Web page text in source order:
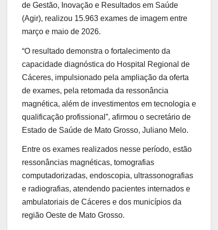
de Gestão, Inovação e Resultados em Saúde
(Agir), realizou 15.963 exames de imagem entre
março e maio de 2026.
“O resultado demonstra o fortalecimento da
capacidade diagnóstica do Hospital Regional de
Cáceres, impulsionado pela ampliação da oferta
de exames, pela retomada da ressonância
magnética, além de investimentos em tecnologia e
qualificação profissional”, afirmou o secretário de
Estado de Saúde de Mato Grosso, Juliano Melo.
Entre os exames realizados nesse período, estão
ressonâncias magnéticas, tomografias
computadorizadas, endoscopia, ultrassonografias
e radiografias, atendendo pacientes internados e
ambulatoriais de Cáceres e dos municípios da
região Oeste de Mato Grosso.